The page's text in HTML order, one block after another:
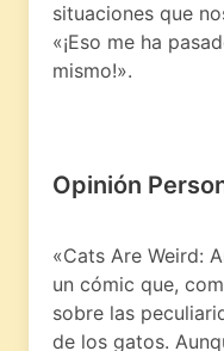
situaciones que
«¡Eso me ha
mismo!».
Opinión
«Cats Are Weird:
un cómic que,
sobre las
de los gatos.